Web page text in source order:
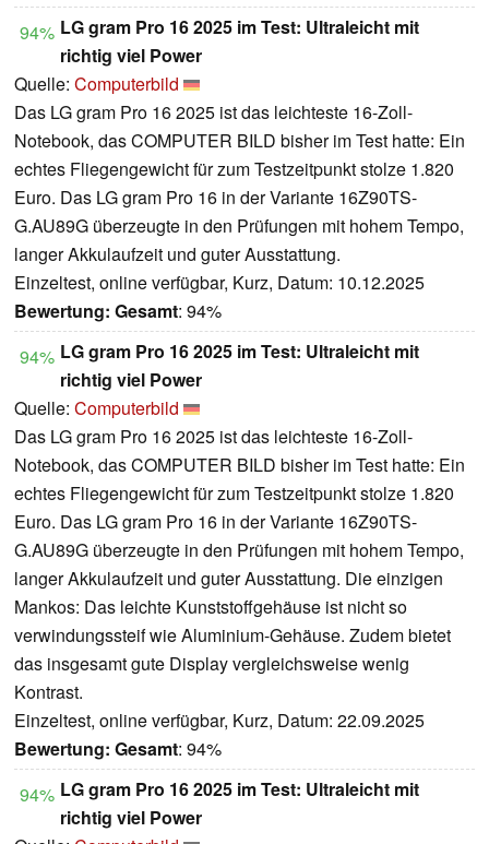
94% LG gram Pro 16 2025 im Test: Ultraleicht mit
richtig viel Power
Quelle: Computerbild
Das LG gram Pro 16 2025 ist das leichteste 16-Zoll-
Notebook, das COMPUTER BILD bisher im Test hatte: Ein
echtes Fliegengewicht für zum Testzeitpunkt stolze 1.820
Euro. Das LG gram Pro 16 in der Variante 16Z90TS-
G.AU89G überzeugte in den Prüfungen mit hohem Tempo,
langer Akkulaufzeit und guter Ausstattung.
Einzeltest, online verfügbar, Kurz, Datum: 10.12.2025
Bewertung: Gesamt: 94%
94% LG gram Pro 16 2025 im Test: Ultraleicht mit
richtig viel Power
Quelle: Computerbild
Das LG gram Pro 16 2025 ist das leichteste 16-Zoll-
Notebook, das COMPUTER BILD bisher im Test hatte: Ein
echtes Fliegengewicht für zum Testzeitpunkt stolze 1.820
Euro. Das LG gram Pro 16 in der Variante 16Z90TS-
G.AU89G überzeugte in den Prüfungen mit hohem Tempo,
langer Akkulaufzeit und guter Ausstattung. Die einzigen
Mankos: Das leichte Kunststoffgehäuse ist nicht so
verwindungssteif wie Aluminium-Gehäuse. Zudem bietet
das insgesamt gute Display vergleichsweise wenig
Kontrast.
Einzeltest, online verfügbar, Kurz, Datum: 22.09.2025
Bewertung: Gesamt: 94%
94% LG gram Pro 16 2025 im Test: Ultraleicht mit
richtig viel Power